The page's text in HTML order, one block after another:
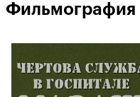
Фильмография